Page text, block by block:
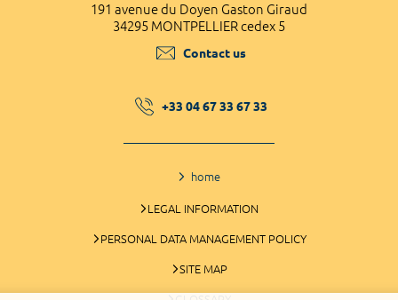
191 avenue du Doyen Gaston Giraud
34295 MONTPELLIER cedex 5
Contact us
+33 04 67 33 67 33
home
LEGAL INFORMATION
PERSONAL DATA MANAGEMENT POLICY
SITE MAP